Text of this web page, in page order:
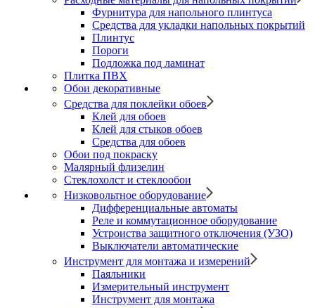
Фурнитура для напольного плинтуса
Средства для укладки напольных покрытий
Плинтус
Пороги
Подложка под ламинат
Плитка ПВХ
Обои декоративные
Средства для поклейки обоев
Клей для обоев
Клей для стыков обоев
Средства для обоев
Обои под покраску
Малярный флизелин
Стеклохолст и стеклообои
Низковольтное оборудование
Дифференциальные автоматы
Реле и коммутационное оборудование
Устроиства защитного отключения (УЗО)
Выключатели автоматические
Инструмент для монтажа и измерений
Паяльники
Измерительный инструмент
Инструмент для монтажа